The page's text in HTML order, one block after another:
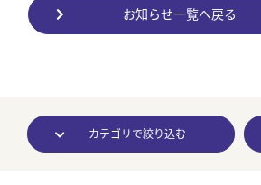
お知らせ一覧へ戻る
カテゴリで絞り込む